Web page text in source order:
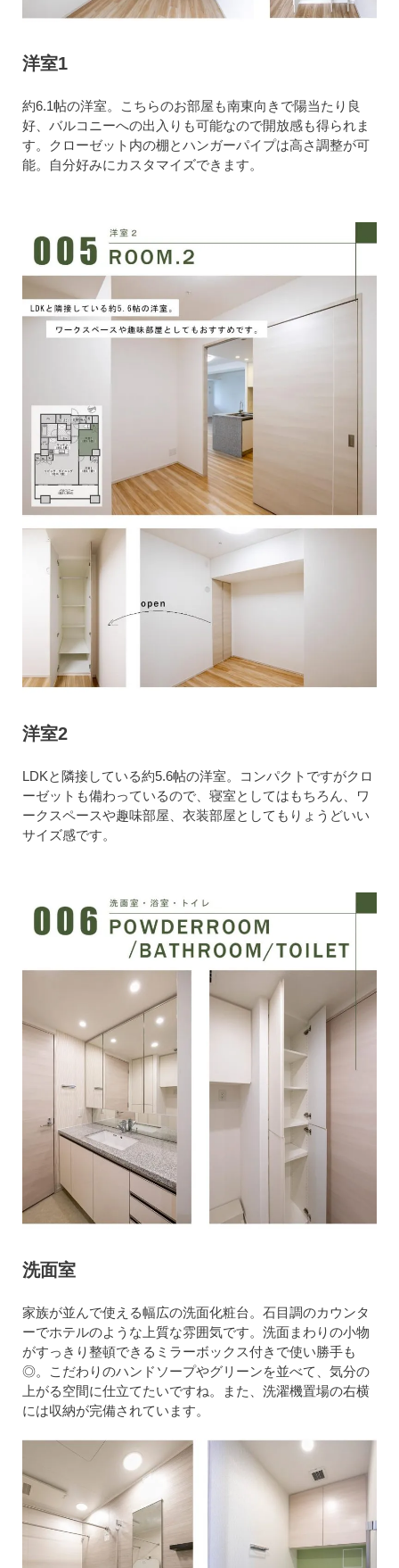
洋室1
約6.1帖の洋室。こちらのお部屋も南東向きで陽当たり良
好、バルコニーへの出入りも可能なので開放感も得られま
す。クローゼット内の棚とハンガーパイプは高さ調整が可
能。自分好みにカスタマイズできます。
洋室2
LDKと隣接している約5.6帖の洋室。コンパクトですがクロ
ーゼットも備わっているので、寝室としてはもちろん、ワ
ークスペースや趣味部屋、衣装部屋としてもりょうどいい
サイズ感です。
洗面室
家族が並んで使える幅広の洗面化粧台。石目調のカウンタ
ーでホテルのような上質な雰囲気です。洗面まわりの小物
がすっきり整頓できるミラーボックス付きで使い勝手も
◎。こだわりのハンドソープやグリーンを並べて、気分の
上がる空間に仕立てたいですね。また、洗濯機置場の右横
には収納が完備されています。